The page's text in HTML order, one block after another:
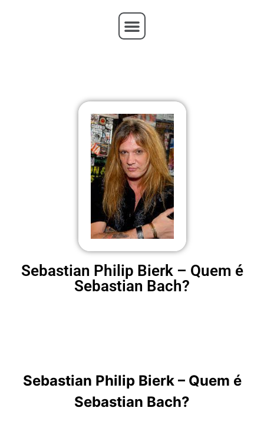
Sebastian Philip Bierk – Quem é
Sebastian Bach?
Sebastian Philip Bierk – Quem é
Sebastian Bach?